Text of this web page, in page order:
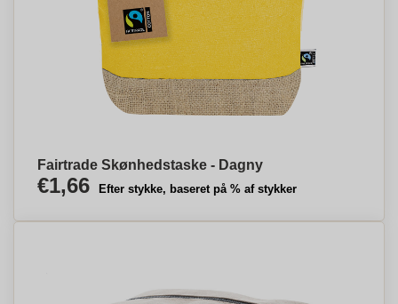
Fairtrade Skønhedstaske - Dagny
€1,66 Efter stykke, baseret på % af stykker